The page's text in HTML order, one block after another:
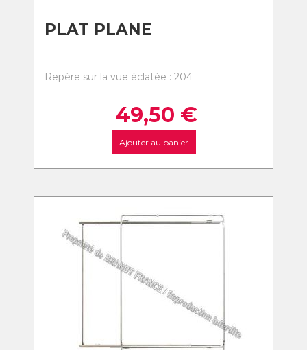
PLAT PLANE
Repère sur la vue éclatée : 204
49,50 €
Ajouter au panier